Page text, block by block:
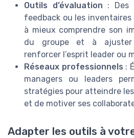
Outils d’évaluation : Des
feedback ou les
à mieux comprendre son
du groupe et à ajuster
renforcer l’esprit leader ou
Réseaux professionnels :
managers ou leaders
stratégies pour atteindre
et de motiver ses
Adapter les outils à